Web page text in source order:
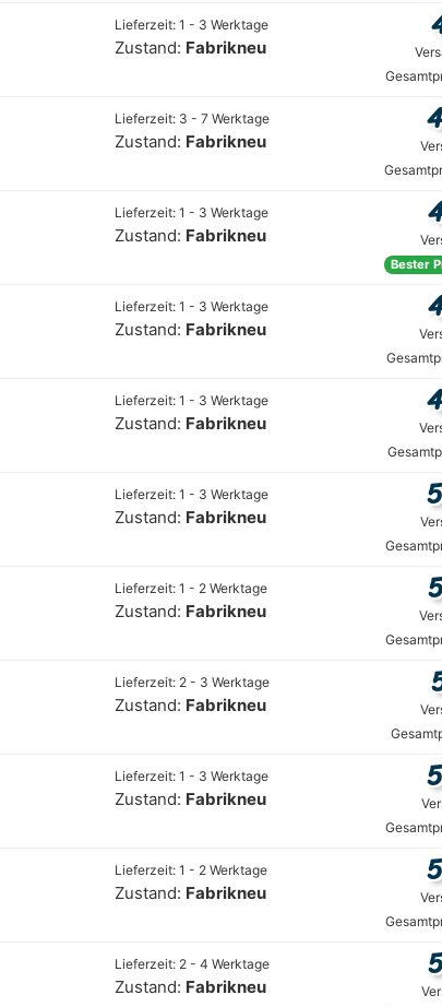
Lieferzeit: 1 - 3 Werktage
Zustand: Fabrikneu
Lieferzeit: 3 - 7 Werktage
Zustand: Fabrikneu
Lieferzeit: 1 - 3 Werktage
Zustand: Fabrikneu
Bester
Lieferzeit: 1 - 3 Werktage
Zustand: Fabrikneu
Lieferzeit: 1 - 3 Werktage
Zustand: Fabrikneu
Lieferzeit: 1 - 3 Werktage
Zustand: Fabrikneu
Lieferzeit: 1 - 2 Werktage
Zustand: Fabrikneu
Lieferzeit: 2 - 3 Werktage
Zustand: Fabrikneu
Lieferzeit: 1 - 3 Werktage
Zustand: Fabrikneu
Lieferzeit: 1 - 2 Werktage
Zustand: Fabrikneu
Lieferzeit: 2 - 4 Werktage
Zustand: Fabrikneu